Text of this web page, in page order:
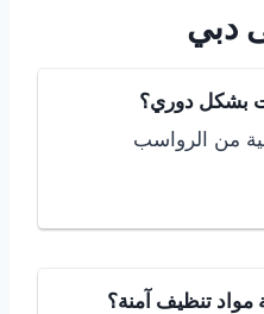
دبي
بشكل دوري؟
من الرواسب
تنظيف آمنة؟